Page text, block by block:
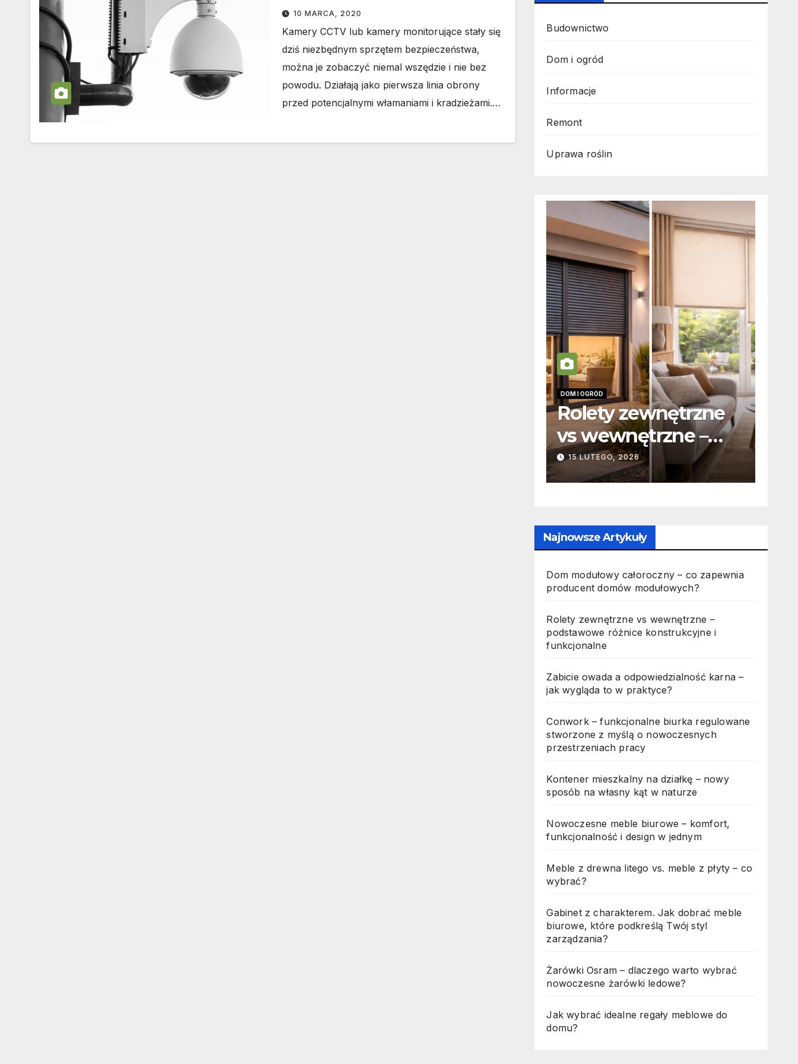
10 MARCA, 2020
Kamery CCTV lub kamery monitorujące stały się
dziś niezbędnym sprzętem bezpieczeństwa,
można je zobaczyć niemal wszędzie i nie bez
powodu. Działają jako pierwsza linia obrony
przed potencjalnymi włamaniami i kradzieżami.…
Budownictwo
Dom i ogród
Informacje
Remont
Uprawa roślin
DOM I OGRÓD
Rolety zewnętrzne
vs wewnętrzne –
podstawowe
różnice
funkcjonalne
15 LUTEGO, 2026
Najnowsze Artykuły
Dom modułowy całoroczny – co zapewnia
producent domów modułowych?
Rolety zewnętrzne vs wewnętrzne –
podstawowe różnice konstrukcyjne i
funkcjonalne
Zabicie owada a odpowiedzialność karna –
jak wygląda to w praktyce?
Conwork – funkcjonalne biurka regulowane
stworzone z myślą o nowoczesnych
przestrzeniach pracy
Kontener mieszkalny na działkę – nowy
sposób na własny kąt w naturze
Nowoczesne meble biurowe – komfort,
funkcjonalność i design w jednym
Meble z drewna litego vs. meble z płyty – co
wybrać?
Gabinet z charakterem. Jak dobrać meble
biurowe, które podkreślą Twój styl
zarządzania?
Żarówki Osram – dlaczego warto wybrać
nowoczesne żarówki ledowe?
Jak wybrać idealne regały meblowe do
domu?